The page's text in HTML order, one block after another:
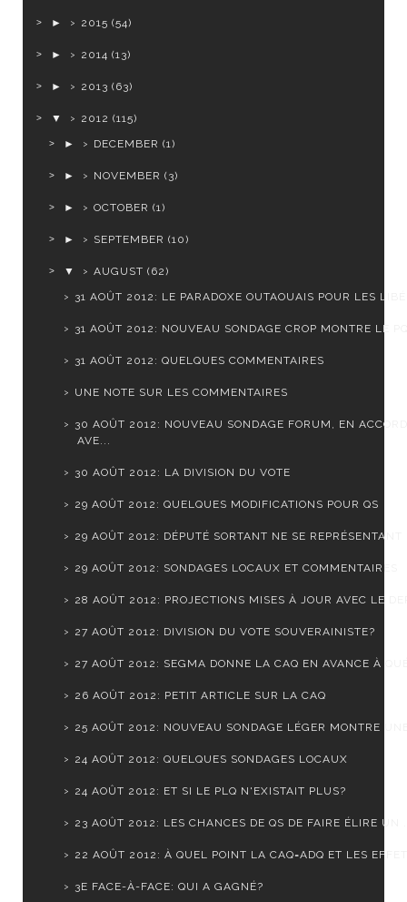
► 2015 (54)
► 2014 (13)
► 2013 (63)
▼ 2012 (115)
►
DECEMBER (1)
► NOVEMBER (3)
► OCTOBER (1)
► SEPTEMBER (10)
▼ AUGUST (62)
31 AOÛT 2012: LE PARADOXE OUTAOUAIS POUR LES
31 AOÛT 2012: NOUVEAU SONDAGE CROP MONTRE LE
31 AOÛT 2012: QUELQUES COMMENTAIRES
UNE NOTE SUR LES COMMENTAIRES
30 AOÛT 2012: NOUVEAU SONDAGE FORUM, EN ACCORD
AVE...
30 AOÛT 2012: LA DIVISION DU VOTE
29 AOÛT 2012: QUELQUES MODIFICATIONS POUR QS
29 AOÛT 2012: DÉPUTÉ SORTANT NE SE REPRÉSENTANT
29 AOÛT 2012: SONDAGES LOCAUX ET COMMENTAIRES
28 AOÛT 2012: PROJECTIONS MISES À JOUR AVEC LE
27 AOÛT 2012: DIVISION DU VOTE SOUVERAINISTE?
27 AOÛT 2012: SEGMA DONNE LA CAQ EN AVANCE À
26 AOÛT 2012: PETIT ARTICLE SUR LA CAQ
25 AOÛT 2012: NOUVEAU SONDAGE LÉGER MONTRE
24 AOÛT 2012: QUELQUES SONDAGES LOCAUX
24 AOÛT 2012: ET SI LE PLQ N'EXISTAIT PLUS?
23 AOÛT 2012: LES CHANCES DE QS DE FAIRE ÉLIRE UN
22 AOÛT 2012: À QUEL POINT LA CAQ=ADQ ET LES
3E FACE-À-FACE: QUI A GAGNÉ?